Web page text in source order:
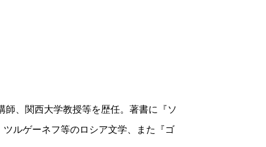
、関西大学教授等を歴任。著書に『ソ
ルゲーネフ等のロシア文学、また『ゴ